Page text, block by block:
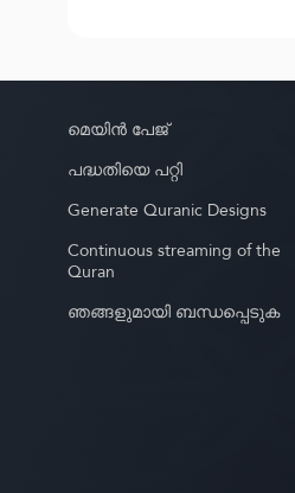
മെയിൻ പേജ്
പദ്ധതിയെ പറ്റി
Generate Quranic Designs
Continuous streaming of the
Quran
ഞങ്ങളുമായി ബന്ധപ്പെടുക